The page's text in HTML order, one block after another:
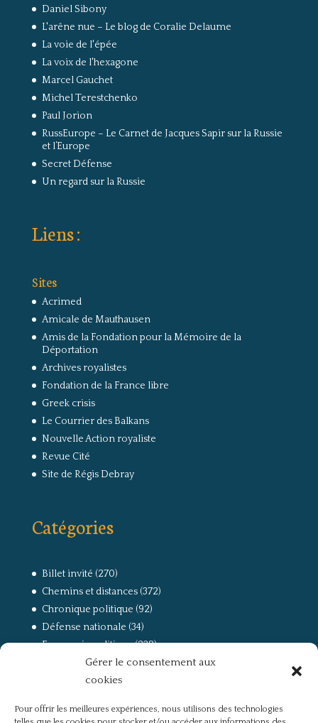
Gérer le consentement aux
cookies
Pour offrir les meilleures expériences, nous utilisons des technologies
Daniel Sibony
L'arêne nue – Le blog de Coralie Delaume
La voie de l'épée
La voix de l'hexagone
Marcel Gauchet
Michel Terestchenko
Paul Jorion
RussEurope – Le Carnet de Jacques Sapir sur la Russie
et l’Europe
Secret Défense
Un regard sur la Russie
Liens :
Sites
Acrimed
Amicale de Mauthausen
Amis de la Fondation pour la Mémoire de la
Déportation
Archives royalistes
Fondation de la France libre
Greek crisis
Le Courrier des Balkans
Nouvelle Action royaliste
Revue Cité
Site de Régis Debray
Catégories
Billet invité (270)
Chemins et distances(372)
Chronique politique (92)
Défense nationale (34)
Economie politique(238)
(168)
La guerre, la Résistance et la Déportation
Non classé(42)